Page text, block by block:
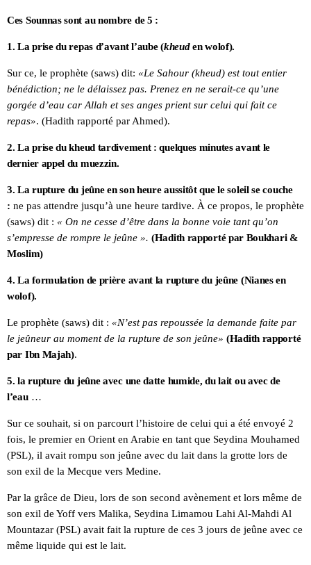
Ces Sounnas sont au nombre de 5 :
1. La prise du repas d’avant l’aube (kheuden wolof).
Sur ce, le prophète (saws) dit: «Le Sahour (kheud) est tout entier
bénédiction; ne le délaissez pas. Prenez en ne serait-ce qu’une
gorgée d’eau car Allah et ses anges prient sur celui qui fait ce
repas». (Hadith rapporté par Ahmed).
2. La prise du kheud tardivement : quelques minutes avant le
dernier appel du muezzin.
3. La rupture du jeûne en son heure aussitôt que le soleil se couche
: ne pas attendre jusqu’à une heure tardive. À ce propos, le prophète
(saws) dit : « On ne cesse d’être dans la bonne voie tant qu’on
s’empresse de rompre le jeûne ». (Hadith rapporté par Boukhari &
Moslim)
4. La formulation de prière avant la rupture du jeûne (Nianes en
wolof).
Le prophète (saws) dit : «N’est pas repoussée la demande faite par
le jeûneur au moment de la rupture de son jeûne» (Hadith rapporté
par Ibn Majah).
5. la rupture du jeûne avec une datte humide, du lait ou avec de
l’eau…
Sur ce souhait, si on parcourt l’histoire de celui qui a été envoyé 2
fois, le premier en Orient en Arabie en tant que Seydina Mouhamed
(PSL), il avait rompu son jeûne avec du lait dans la grotte lors de
son exil de la Mecque vers Medine.
Par la grâce de Dieu, lors de son second avènement et lors même de
son exil de Yoff vers Malika, Seydina Limamou Lahi Al-Mahdi Al
Mountazar (PSL) avait fait la rupture de ces 3 jours de jeûne avec ce
même liquide qui est le lait.